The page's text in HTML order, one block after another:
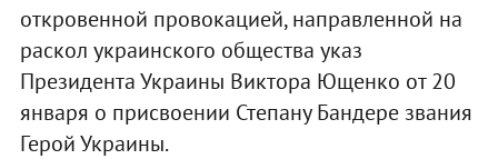
откровенной провокацией, направленной на
раскол украинского общества указ
Президента Украины Виктора Ющенко от 20
января о присвоении Степану Бандере звания
Герой Украины.